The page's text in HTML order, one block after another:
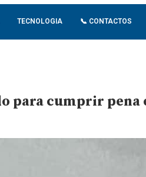
TECNOLOGIA 📞 CONTACTOS
para cumprir pena